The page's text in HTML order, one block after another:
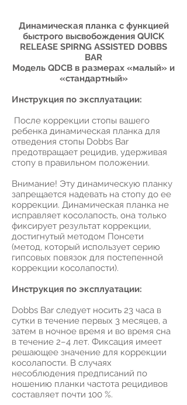
Динамическая планка с функцией
быстрого высвобождения QUICK
RELEASE SPIRNG ASSISTED DOBBS
BAR
Модель QDCB в размерах «малый» и
«стандартный»
Инструкция по эксплуатации:
После коррекции стопы вашего
ребенка динамическая планка для
отведения стопы Dobbs Bar
предотвращает рецидив, удерживая
стопу в правильном положении.
Внимание! Эту динамическую планку
запрещается надевать на стопу до ее
коррекции. Динамическая планка не
исправляет косолапость, она только
фиксирует результат коррекции,
достигнутый методом Понсети
(метод, который использует серию
гипсовых повязок для постепенной
коррекции косолапости).
Инструкция по эксплуатации:
Dobbs Bar следует носить 23 часа в
сутки в течение первых 3 месяцев, а
затем в ночное время и во время сна
в течение 2–4 лет. Фиксация имеет
решающее значение для коррекции
косолапости. В случаях
несоблюдения предписаний по
ношению планки частота рецидивов
составляет почти 100 %.